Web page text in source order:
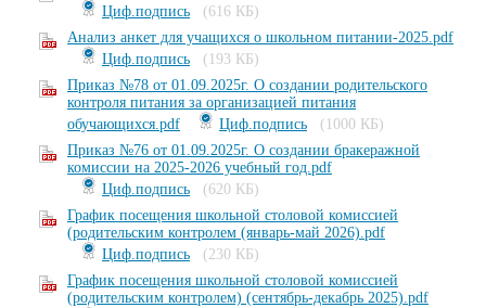
Циф.подпись
(616 КБ)
Анализ анкет для учащихся о школьном питании-2025.pdf
Циф.подпись
(193 КБ)
Приказ №78 от 01.09.2025г. О создании родительского
контроля питания за организацией питания
обучающихся.pdf
Циф.подпись
(1000 КБ)
Приказ №76 от 01.09.2025г. О создании бракеражной
комиссии на 2025-2026 учебный год.pdf
Циф.подпись
(620 КБ)
График посещения школьной столовой комиссией
(родительским контролем (январь-май 2026).pdf
Циф.подпись
(230 КБ)
График посещения школьной столовой комиссией
(родительским контролем) (сентябрь-декабрь 2025).pdf